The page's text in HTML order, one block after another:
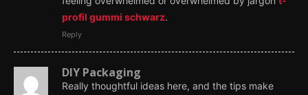
profil gummi schwarz.
Reply
DIY Packaging
Really thoughtful ideas here, and the tips make